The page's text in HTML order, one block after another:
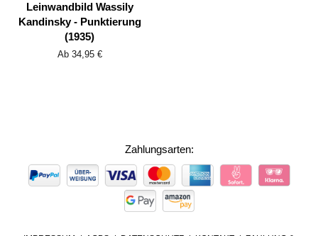
Leinwandbild Wassily
Kandinsky - Punktierung
(1935)
Ab 34,95 €
Zahlungsarten:
ZAHLUNGSARTEN